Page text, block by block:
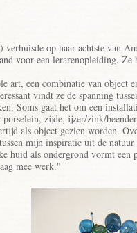
op haar achtste van
voor een lerarenopleiding.
art, een combinatie van object
vindt ze de spanning
Soms gaat het om een
zijde, ijzer/zink/
als object gezien worden.
mijn inspiratie uit de
huid als ondergrond vormt
mee werk."